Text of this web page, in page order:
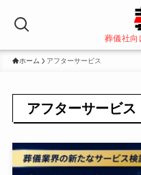
葬儀社向
ホーム アフターサービス
アフターサービス